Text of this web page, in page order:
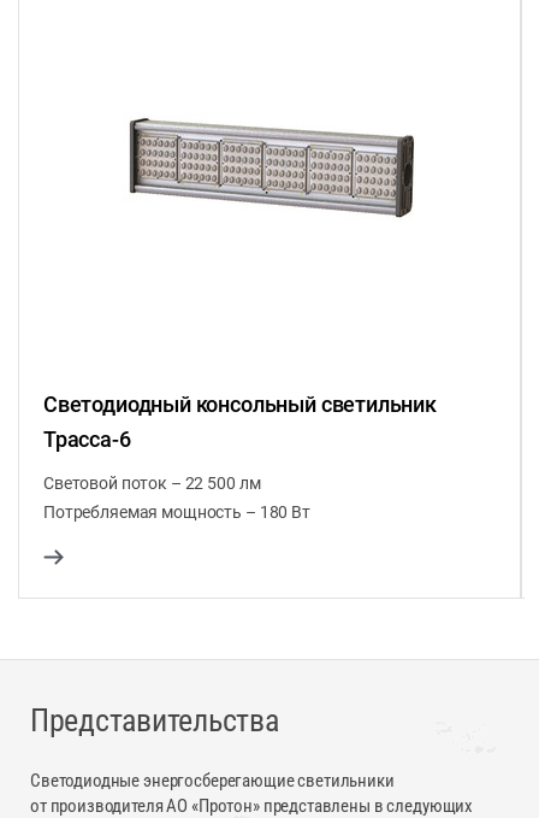
Светодиодный консольный светильник
Трасса-6
Световой поток – 22 500 лм
Потребляемая мощность – 180 Вт
Представительства
Светодиодные энергосберегающие светильники
от производителя АО «Протон» представлены в следующих